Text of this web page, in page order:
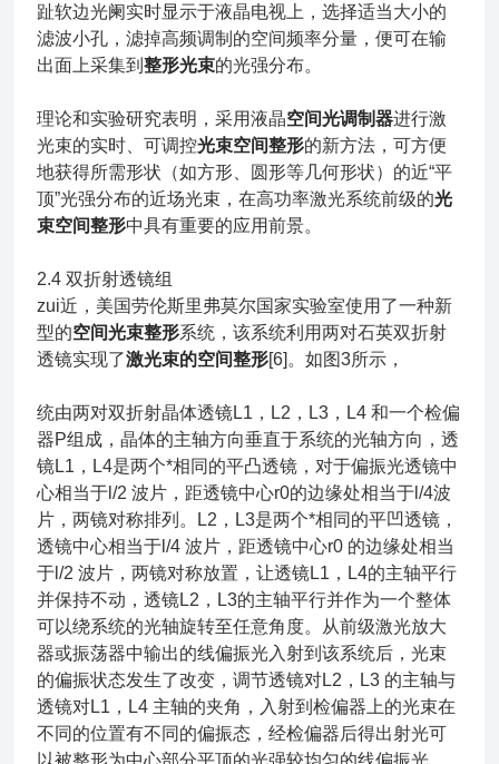
趾软边光阑实时显示于液晶电视上，选择适当大小的
滤波小孔，滤掉高频调制的空间频率分量，便可在输
出面上采集到整形光束的光强分布。
理论和实验研究表明，采用液晶空间光调制器进行激
光束的实时、可调控光束空间整形的新方法，可方便
地获得所需形状（如方形、圆形等几何形状）的近“平
顶”光强分布的近场光束，在高功率激光系统前级的光
束空间整形中具有重要的应用前景。
2.4 双折射透镜组
zui近，美国劳伦斯里弗莫尔国家实验室使用了一种新
型的空间光束整形系统，该系统利用两对石英双折射
透镜实现了激光束的空间整形[6]。如图3所示，
统由两对双折射晶体透镜L1，L2，L3，L4 和一个检偏
器P组成，晶体的主轴方向垂直于系统的光轴方向，透
镜L1，L4是两个*相同的平凸透镜，对于偏振光透镜中
心相当于l/2 波片，距透镜中心r0的边缘处相当于l/4波
片，两镜对称排列。L2，L3是两个*相同的平凹透镜，
透镜中心相当于l/4 波片，距透镜中心r0 的边缘处相当
于l/2 波片，两镜对称放置，让透镜L1，L4的主轴平行
并保持不动，透镜L2，L3的主轴平行并作为一个整体
可以绕系统的光轴旋转至任意角度。从前级激光放大
器或振荡器中输出的线偏振光入射到该系统后，光束
的偏振状态发生了改变，调节透镜对L2，L3 的主轴与
透镜对L1，L4 主轴的夹角，入射到检偏器上的光束在
不同的位置有不同的偏振态，经检偏器后得出射光可
以被整形为中心部分平顶的光强较均匀的线偏振光。